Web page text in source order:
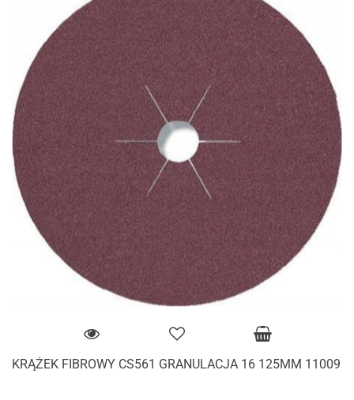
KRĄŻEK FIBROWY CS561 GRANULACJA 16 125MM 11009